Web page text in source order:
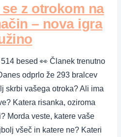
z otrokom na
– nova igra
besed 👀 Članek trenutno
odprlo že 293 bralcev
skrbi vašega otroka? Ali ima
Katera risanka, oziroma
Morda veste, katere vaše
všeč in katere ne? Kateri